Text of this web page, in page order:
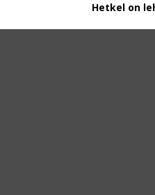
Hetkel on